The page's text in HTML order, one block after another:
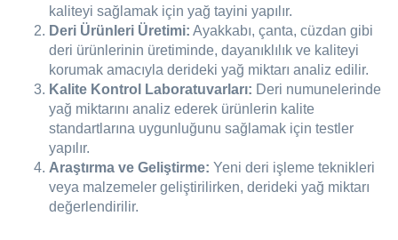
kaliteyi sağlamak için yağ tayini yapılır.
Deri Ürünleri Üretimi: Ayakkabı, çanta, cüzdan gibi
deri ürünlerinin üretiminde, dayanıklılık ve kaliteyi
korumak amacıyla derideki yağ miktarı analiz edilir.
Kalite Kontrol Laboratuvarları: Deri numunelerinde
yağ miktarını analiz ederek ürünlerin kalite
standartlarına uygunluğunu sağlamak için testler
yapılır.
Araştırma ve Geliştirme: Yeni deri işleme teknikleri
veya malzemeler geliştirilirken, derideki yağ miktarı
değerlendirilir.